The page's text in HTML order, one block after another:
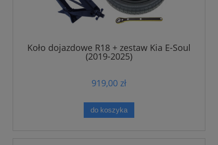
Koło dojazdowe R18 + zestaw Kia E-Soul
(2019-2025)
919,00 zł
do koszyka